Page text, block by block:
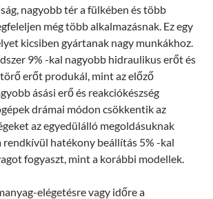
nagyobb tér a fülkében és több
még több alkalmazásnak. Ez egy
kicsiben gyártanak nagy munkákhoz.
9% -kal nagyobb hidraulikus erőt és
erőt produkál, mint az előző
ásási erő és reakciókészség
drámai módon csökkentik az
az egyedülálló megoldásuknak
rendkívül hatékony beállítás 5% -kal
fogyaszt, mint a korábbi modellek.
elégetésre vagy időre a